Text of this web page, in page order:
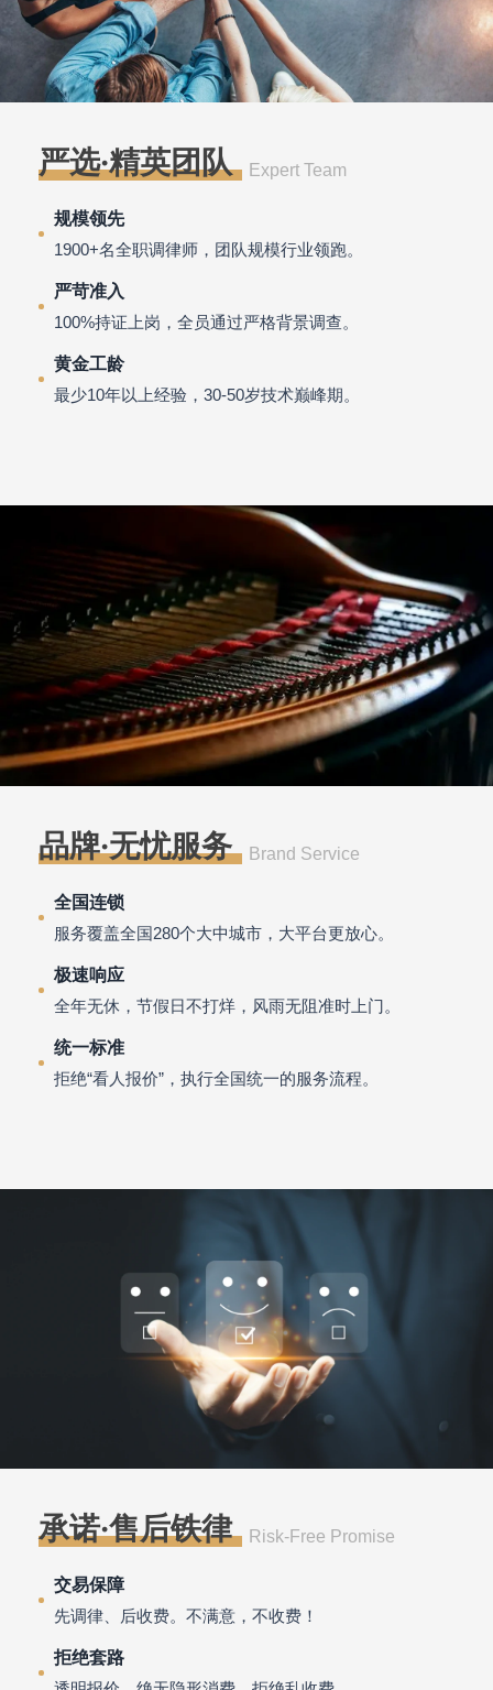
严选·精英团队 Expert Team
规模领先
1900+名全职调律师，团队规模行业领跑。
严苛准入
100%持证上岗，全员通过严格背景调查。
黄金工龄
最少10年以上经验，30-50岁技术巅峰期。
品牌·无忧服务 Brand Service
全国连锁
服务覆盖全国280个大中城市，大平台更放心。
极速响应
全年无休，节假日不打烊，风雨无阻准时上门。
统一标准
拒绝“看人报价”，执行全国统一的服务流程。
承诺·售后铁律 Risk-Free Promise
交易保障
先调律、后收费。不满意，不收费！
拒绝套路